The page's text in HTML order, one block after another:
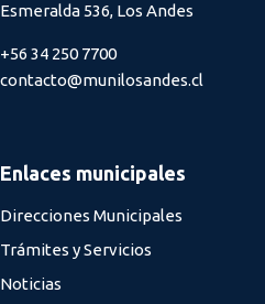
Esmeralda 536, Los Andes
+56 34 250 7700
contacto@munilosandes.cl
Enlaces municipales
Direcciones Municipales
Trámites y Servicios
Noticias